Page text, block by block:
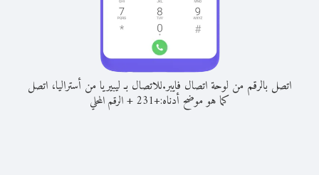
اتصل بالرقم من لوحة اتصال فايبر.للاتصال بـ ليبيريا من أستراليا، اتصل
كما هو موضح أدناه:+
231
+الرقم المحلي